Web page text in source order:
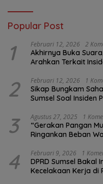
Popular Post
1 Februari 12, 2026 2
Akhirnya Buka
Arahkan Terkait
2 Februari 12, 2026 1
Sikap Bungkam
Sumsel Soal Insiden
3 Agustus 27, 2025 1
“Gerakan Pangan
Ringankan Beban
4 Februari 9, 2026 1
DPRD Sumsel Bakal
Kecelakaan Kerja di